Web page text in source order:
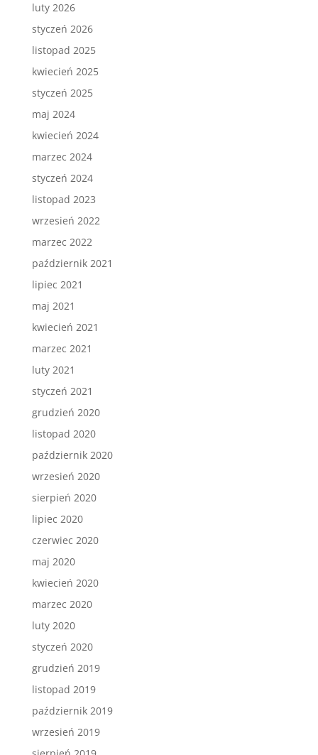
luty 2026
styczeń 2026
listopad 2025
kwiecień 2025
styczeń 2025
maj 2024
kwiecień 2024
marzec 2024
styczeń 2024
listopad 2023
wrzesień 2022
marzec 2022
październik 2021
lipiec 2021
maj 2021
kwiecień 2021
marzec 2021
luty 2021
styczeń 2021
grudzień 2020
listopad 2020
październik 2020
wrzesień 2020
sierpień 2020
lipiec 2020
czerwiec 2020
maj 2020
kwiecień 2020
marzec 2020
luty 2020
styczeń 2020
grudzień 2019
listopad 2019
październik 2019
wrzesień 2019